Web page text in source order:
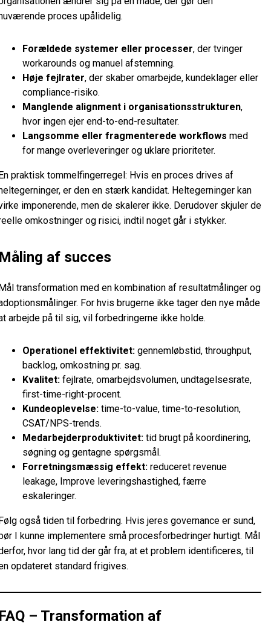
proces upålidelig.
Forældede systemer eller processer, der tvinger
workarounds og manuel afstemning.
Høje fejlrater, der skaber omarbejde, kundeklager eller
compliance-risiko.
Manglende alignment i organisationsstrukturen,
hvor ingen ejer end-to-end-resultater.
Langsomme eller fragmenterede workflows med
for mange overleveringer og uklare prioriteter.
praktisk tommelfingerregel: Hvis en proces drives af
er den en stærk kandidat. Heltegerninger kan
imponerende, men de skalerer ikke. Derudover skjuler de
omkostninger og risici, indtil noget går i stykker.
af succes
transformation med en kombination af resultatmålinger og
For hvis brugerne ikke tager den nye måde
arbejde på til sig, vil forbedringerne ikke holde.
Operationel effektivitet: gennemløbstid, throughput,
backlog, omkostning pr. sag.
Kvalitet: fejlrate, omarbejdsvolumen, undtagelsesrate,
first-time-right-procent.
Kundeoplevelse: time-to-value, time-to-resolution,
CSAT/NPS-trends.
Medarbejderproduktivitet: tid brugt på koordinering,
søgning og gentagne spørgsmål.
Forretningsmæssig effekt: reduceret revenue
leakage, Improve leveringshastighed, færre
eskaleringer.
også tiden til forbedring. Hvis jeres governance er sund,
I kunne implementere små procesforbedringer hurtigt. Mål
hvor lang tid der går fra, at et problem identificeres, til
opdateret standard frigives.
– Transformation af